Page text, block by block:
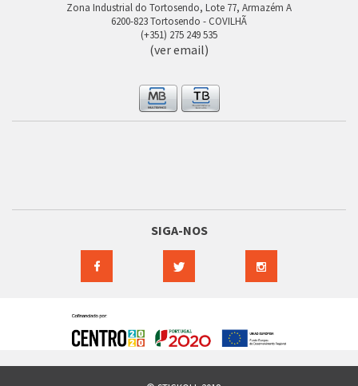
Zona Industrial do Tortosendo, Lote 77, Armazém A
6200-823 Tortosendo - COVILHÃ
(+351) 275 249 535
(ver email)
SIGA-NOS